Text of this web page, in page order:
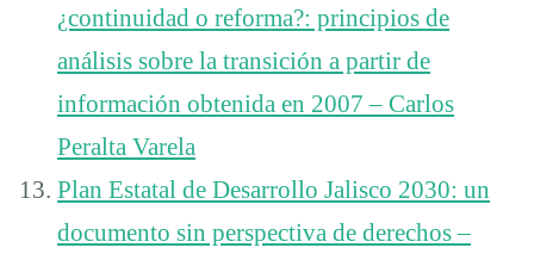
¿continuidad o reforma?: principios de
análisis sobre la transición a partir de
información obtenida en 2007 – Carlos
Peralta Varela
Plan Estatal de Desarrollo Jalisco 2030: un
documento sin perspectiva de derechos –